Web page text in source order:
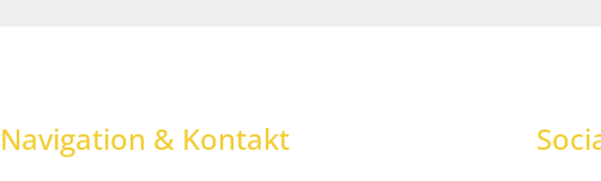
Navigation & Kontakt